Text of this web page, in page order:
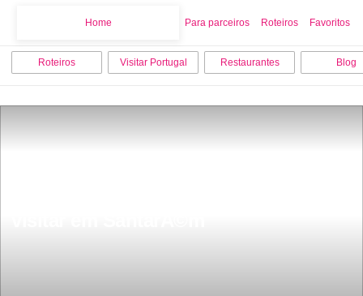
Home Para parceiros Roteiros Favoritos
Roteiros Visitar Portugal Restaurantes Blog